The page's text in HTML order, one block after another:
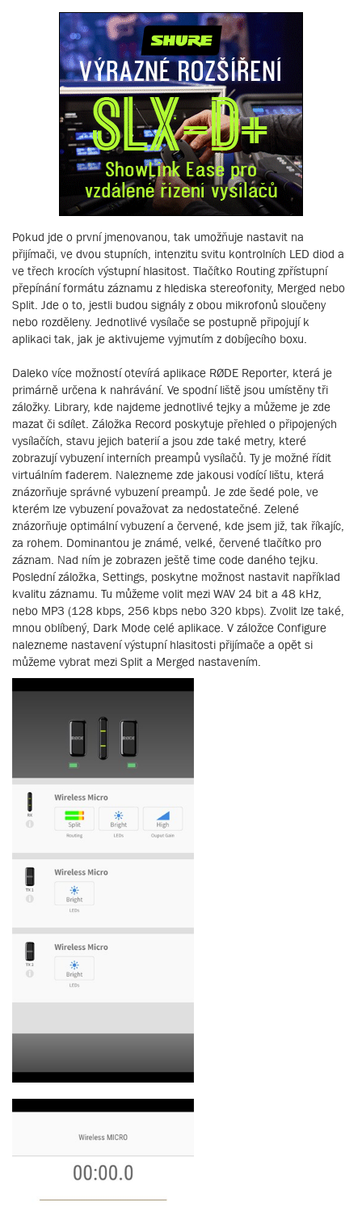
Pokud jde o první jmenovanou, tak umožňuje nastavit na
přijímači, ve dvou stupních, intenzitu svitu kontrolních LED diod a
ve třech krocích výstupní hlasitost. Tlačítko Routing zpřístupní
přepínání formátu záznamu z hlediska stereofonity, Merged nebo
Split. Jde o to, jestli budou signály z obou mikrofonů sloučeny
nebo rozděleny. Jednotlivé vysílače se postupně připojují k
aplikaci tak, jak je aktivujeme vyjmutím z dobíjecího boxu.
Daleko více možností otevírá aplikace RØDE Reporter, která je
primárně určena k nahrávání. Ve spodní liště jsou umístěny tři
záložky. Library, kde najdeme jednotlivé tejky a můžeme je zde
mazat či sdílet. Záložka Record poskytuje přehled o připojených
vysílačích, stavu jejich baterií a jsou zde také metry, které
zobrazují vybuzení interních preampů vysílačů. Ty je možné řídit
virtuálním faderem. Nalezneme zde jakousi vodící lištu, která
znázorňuje správné vybuzení preampů. Je zde šedé pole, ve
kterém lze vybuzení považovat za nedostatečné. Zelené
znázorňuje optimální vybuzení a červené, kde jsem již, tak říkajíc,
za rohem. Dominantou je známé, velké, červené tlačítko pro
záznam. Nad ním je zobrazen ještě time code daného tejku.
Poslední záložka, Settings, poskytne možnost nastavit například
kvalitu záznamu. Tu můžeme volit mezi WAV 24 bit a 48 kHz,
nebo MP3 (128 kbps, 256 kbps nebo 320 kbps). Zvolit lze také,
mnou oblíbený, Dark Mode celé aplikace. V záložce Configure
nalezneme nastavení výstupní hlasitosti přijímače a opět si
můžeme vybrat mezi Split a Merged nastavením.